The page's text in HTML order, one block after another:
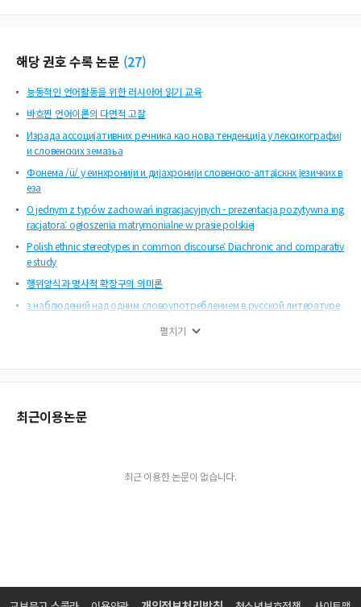
해당 권호 수록 논문 (27)
능동적인 언어활동을 위한 러시아어 읽기 교육
바흐찐 언어이론의 다면적 고찰
Израда ассоцијативних речника као нова тенденција у лексикографиј
и словенских земазьа
Фонема /ü/ у еинхронији и дијахронији словенско-алтајскнх језичких в
еза
O jednym z typów zachowań ingracjacyjnych - prezentacja pozytywna ing
racjatora: ogłoszenia matrymonialne w prasie polskiej
Polish ethnic stereotypes in common discourse: Diachronic and comparativ
e study
행위양식과 명사적 확장구의 의미론
з наблюдений над одним словоупотреблением в русской литературе
(《Живая душа》), Николай Рубцов (《Светлая душа》)
Неке напомене о језику једног рукописног Зборника из прве четвртин
ки и социолингвистички аспект
러시아어 한정성/비한정성 연구
펼치기
최근이용논문
최근 이용한 논문이 없습니다.